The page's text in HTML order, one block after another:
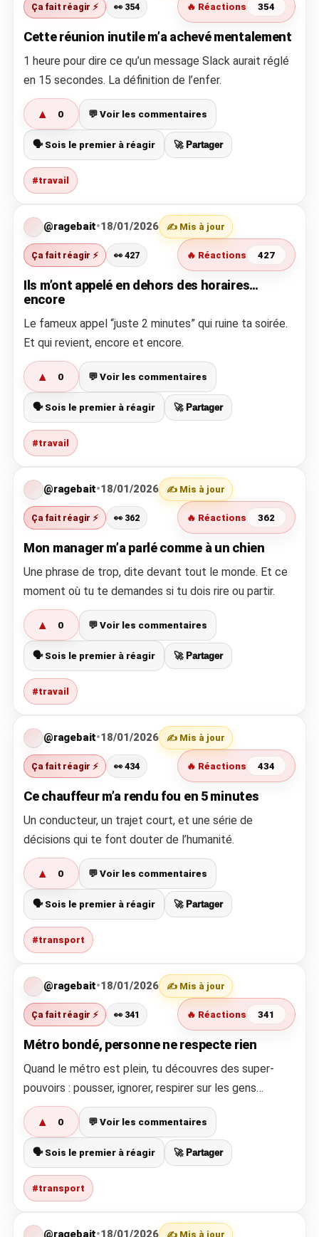
Ça fait réagir ⚡ 👀 354 🔥 Réactions 354
Cette réunion inutile m’a achevé mentalement
1 heure pour dire ce qu’un message Slack aurait réglé
en 15 secondes. La définition de l’enfer.
▲ 0 💬 Voir les commentaires
🗣️ Sois le premier à réagir 🚀 Partager
#travail
@ragebait•18/01/2026 ✍️ Mis à jour
Ça fait réagir ⚡ 👀 427 🔥 Réactions 427
Ils m’ont appelé en dehors des horaires…
encore
Le fameux appel “juste 2 minutes” qui ruine ta soirée.
Et qui revient, encore et encore.
▲ 0 💬 Voir les commentaires
🗣️ Sois le premier à réagir 🚀 Partager
#travail
@ragebait•18/01/2026 ✍️ Mis à jour
Ça fait réagir ⚡ 👀 362 🔥 Réactions 362
Mon manager m’a parlé comme à un chien
Une phrase de trop, dite devant tout le monde. Et ce
moment où tu te demandes si tu dois rire ou partir.
▲ 0 💬 Voir les commentaires
🗣️ Sois le premier à réagir 🚀 Partager
#travail
@ragebait•18/01/2026 ✍️ Mis à jour
Ça fait réagir ⚡ 👀 434 🔥 Réactions 434
Ce chauffeur m’a rendu fou en 5 minutes
Un conducteur, un trajet court, et une série de
décisions qui te font douter de l’humanité.
▲ 0 💬 Voir les commentaires
🗣️ Sois le premier à réagir 🚀 Partager
#transport
@ragebait•18/01/2026 ✍️ Mis à jour
Ça fait réagir ⚡ 👀 341 🔥 Réactions 341
Métro bondé, personne ne respecte rien
Quand le métro est plein, tu découvres des super-
pouvoirs : pousser, ignorer, respirer sur les gens…
▲ 0 💬 Voir les commentaires
🗣️ Sois le premier à réagir 🚀 Partager
#transport
@ragebait•18/01/2026 ✍️ Mis à jour